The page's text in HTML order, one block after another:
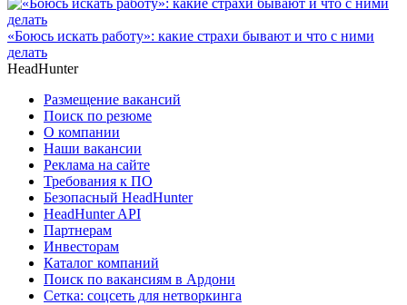
«Боюсь искать работу»: какие страхи бывают и что с ними
делать
HeadHunter
Размещение вакансий
Поиск по резюме
О компании
Наши вакансии
Реклама на сайте
Требования к ПО
Безопасный HeadHunter
HeadHunter API
Партнерам
Инвесторам
Каталог компаний
Поиск по вакансиям в Ардони
Сетка: соцсеть для нетворкинга